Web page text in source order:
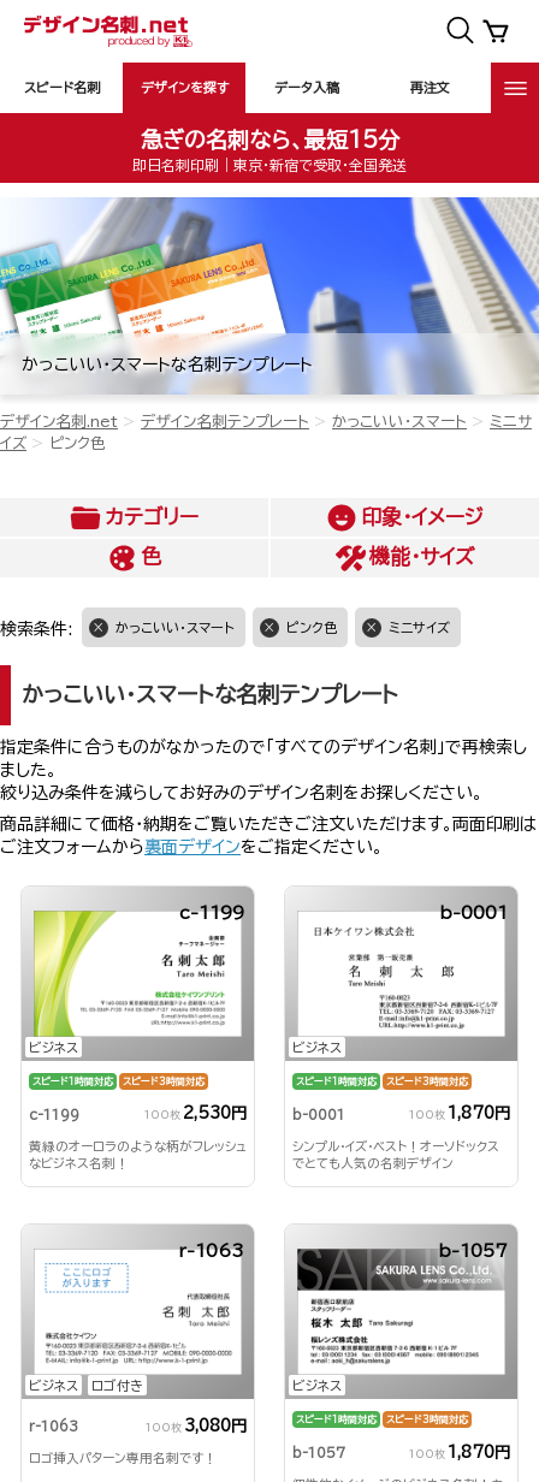
スピード名刺 デザインを探す データ入稿 再注文
急ぎの名刺なら、最短15分
即日名刺印刷｜東京・新宿で受取・全国発送
かっこいい・スマートな名刺テンプレート
デザイン名刺.net デザイン名刺テンプレート かっこいい・スマート
ミニサ
イズ
ピンク色
カテゴリー
印象・イメージ
色
機能・サイズ
検索条件: かっこいい・スマート ピンク色 ミニサイズ
かっこいい・スマートな名刺テンプレート
指定条件に合うものがなかったので「すべてのデザイン名刺」で再検索し
ました。
絞り込み条件を減らしてお好みのデザイン名刺をお探しください。
商品詳細にて価格・納期をご覧いただきご注文いただけます。両面印刷は
ご注文フォームから裏面デザインをご指定ください。
ビジネス
c-1199
スピード1時間対応 スピード3時間対応
c-1199 100枚 2,530円
黄緑のオーロラのような柄がフレッシュ
なビジネス名刺！
ビジネス
b-0001
スピード1時間対応 スピード3時間対応
b-0001 100枚 1,870円
シンプル・イズ・ベスト！オーソドックス
でとても人気の名刺デザイン
ビジネス ロゴ付き
r-1063
r-1063 100枚 3,080円
ロゴ挿入パターン専用名刺です！
ビジネス
b-1057
スピード1時間対応 スピード3時間対応
b-1057 100枚 1,870円